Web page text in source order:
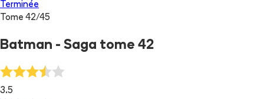
Terminée
Tome 42/45
Batman - Saga tome 42
3.5